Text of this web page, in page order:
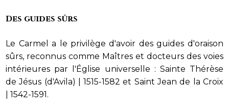
Des guides sûrs
Le Carmel a le privilège d'avoir des guides d'oraison
sûrs, reconnus comme Maîtres et docteurs des voies
intérieures par l'Église universelle : Sainte Thérèse
de Jésus (d'Avila) | 1515-1582 et Saint Jean de la Croix
| 1542-1591.